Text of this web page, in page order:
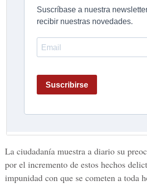
La ciudadanía muestra a diario su
por el incremento de estos hechos
impunidad con que se cometen a toda